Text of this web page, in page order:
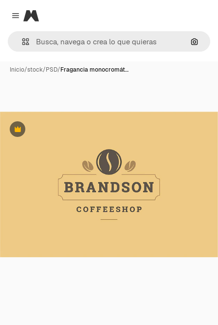
Close menu
Magnific
Inicio/stock/PSD/Fragancia monocromát…
Premium